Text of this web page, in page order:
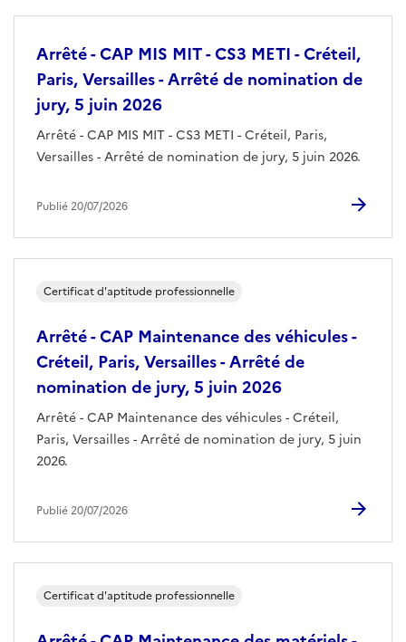
Arrêté - CAP MIS MIT - CS3 METI - Créteil,
Paris, Versailles - Arrêté de nomination de
jury, 5 juin 2026
Arrêté - CAP MIS MIT - CS3 METI - Créteil, Paris,
Versailles - Arrêté de nomination de jury, 5 juin 2026.
Publié 20/07/2026
Arrêté - CAP Maintenance des véhicules -
Créteil, Paris, Versailles - Arrêté de
nomination de jury, 5 juin 2026
Arrêté - CAP Maintenance des véhicules - Créteil,
Paris, Versailles - Arrêté de nomination de jury, 5 juin
2026.
Certificat d'aptitude professionnelle
Publié 20/07/2026
Certificat d'aptitude professionnelle